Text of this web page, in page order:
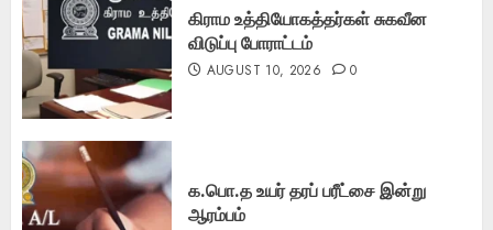
கிராம உத்தியோகத்தர்கள் சுகவீன
விடுப்பு போராட்டம்
AUGUST 10, 2026 0
க.பொ.த உயர் தரப் பரீட்சை இன்று
ஆரம்பம்